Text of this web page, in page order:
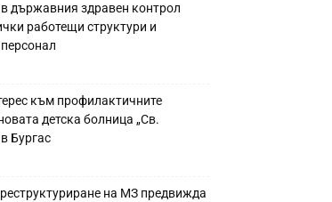
държавния здравен контрол
работещи структури и
към профилактичните
детска болница „Св.
Бургас
на МЗ предвижда